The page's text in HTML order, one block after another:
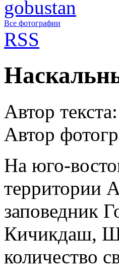
Все фотографии
RSS
Автор текста:
Автор
На юго-
территории
заповедник
Кичикдаш,
количество